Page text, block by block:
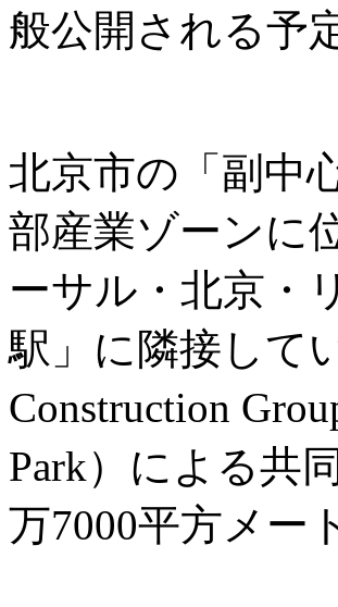
般公開される予
北京市の「副中
部産業ゾーンに
ーサル・北京・
駅」に隣接して
Construction
Park）による共
万7000平方メー